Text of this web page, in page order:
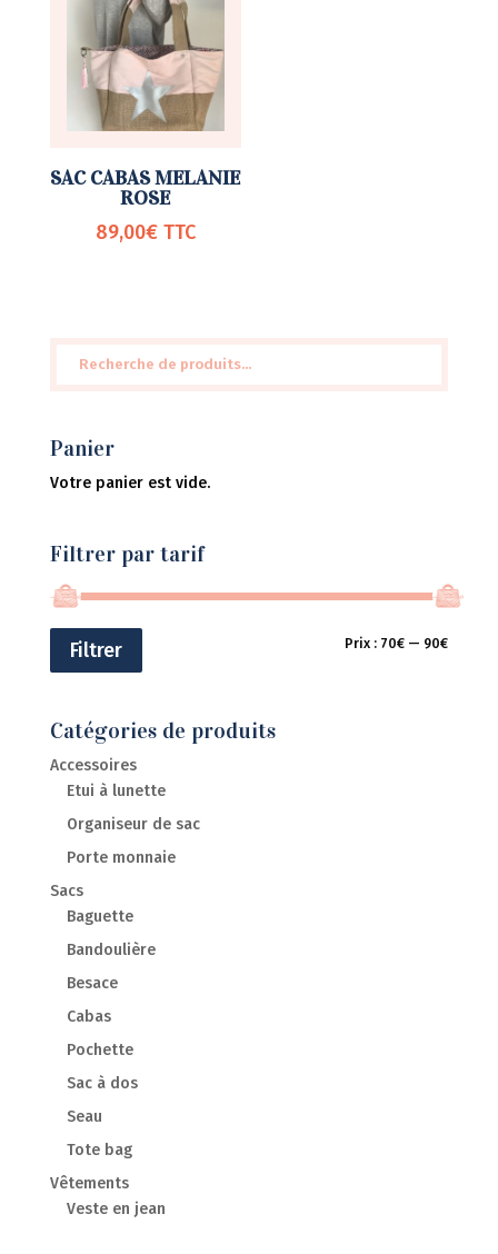
SAC CABAS MELANIE
ROSE
89,00€ TTC
pour :
Panier
Votre panier est vide.
Filtrer par tarif
Prix
Prix
Filtrer Prix : 70€ — 90€
Catégories de produits
Accessoires
Etui à lunette
Organiseur de sac
Porte monnaie
Sacs
Baguette
Bandoulière
Besace
Cabas
Pochette
Sac à dos
Seau
Tote bag
Vêtements
Veste en jean